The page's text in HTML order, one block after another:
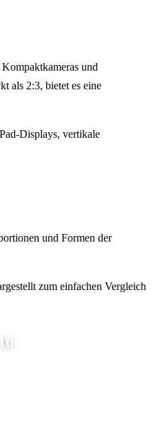
und
als 2:3, bietet es eine
Displays, vertikale
und Formen der
zum einfachen Vergleich